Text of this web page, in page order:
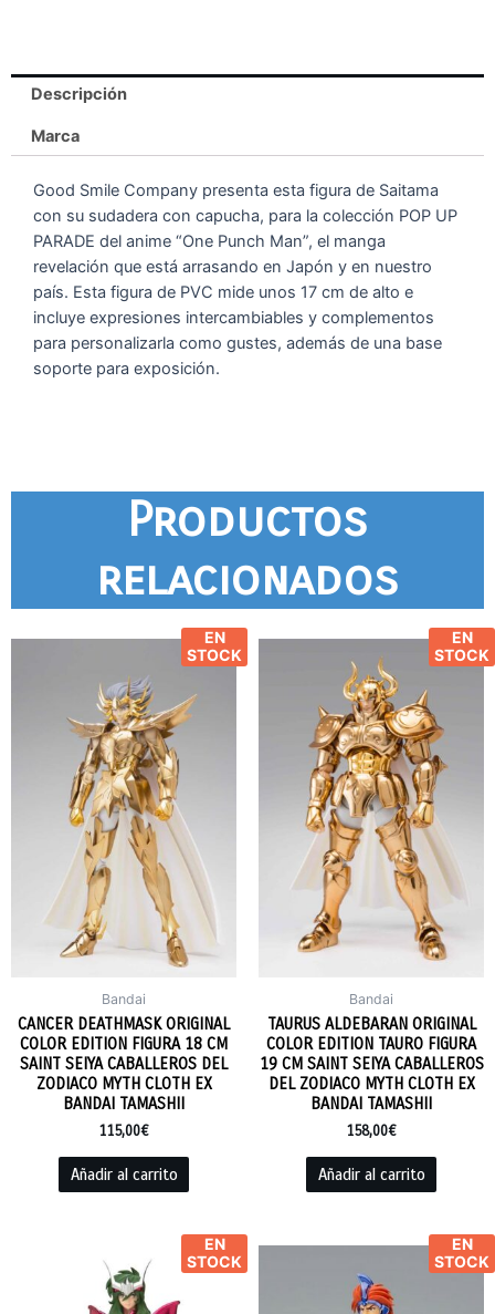
Descripción
Marca
Good Smile Company presenta esta figura de Saitama
con su sudadera con capucha, para la colección POP UP
PARADE del anime “One Punch Man”, el manga
revelación que está arrasando en Japón y en nuestro
país. Esta figura de PVC mide unos 17 cm de alto e
incluye expresiones intercambiables y complementos
para personalizarla como gustes, además de una base
soporte para exposición.
Productos
relacionados
EN
STOCK
Bandai
CANCER DEATHMASK ORIGINAL
COLOR EDITION FIGURA 18 CM
SAINT SEIYA CABALLEROS DEL
ZODIACO MYTH CLOTH EX
BANDAI TAMASHII
115,00€
Añadir al carrito
EN
STOCK
Bandai
TAURUS ALDEBARAN ORIGINAL
COLOR EDITION TAURO FIGURA
19 CM SAINT SEIYA CABALLEROS
DEL ZODIACO MYTH CLOTH EX
BANDAI TAMASHII
158,00€
Añadir al carrito
EN
STOCK
EN
STOCK